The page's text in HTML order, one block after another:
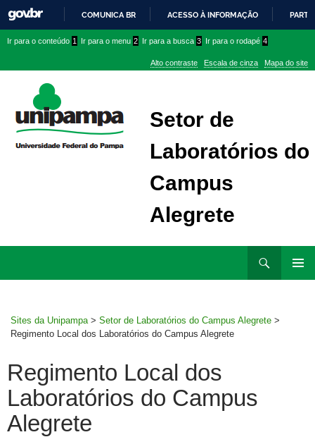
PARA
CONTEÚDO
COMUNICA BR ACESSO À INFORMAÇÃO
conteúdo
menu
superior
menu
Ir para o conteúdo 1 Ir para o menu 2 Ir para a busca 3 Ir para o rodapé 4
Alto contraste Escala de cinza Mapa do site
Setor de
Laboratórios do
Campus
Alegrete
Sites da Unipampa > Setor de Laboratórios do Campus Alegrete >
Regimento Local dos Laboratórios do Campus Alegrete
Regimento Local dos
Laboratórios do Campus
Alegrete